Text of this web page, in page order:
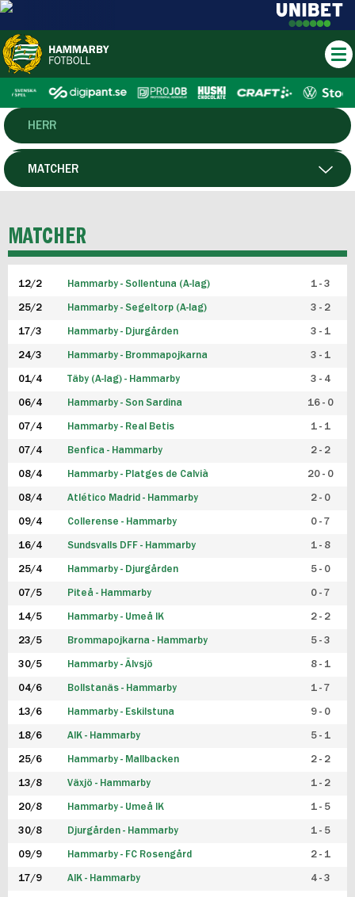
HERR
DAM
P19
F19
FUTSAL HERR
FUTSAL DAM
MATCHER
MATCHER
12/2 Hammarby - Sollentuna (A-lag) 1 - 3
25/2 Hammarby - Segeltorp (A-lag) 3 - 2
17/3 Hammarby - Djurgården 3 - 1
24/3 Hammarby - Brommapojkarna 3 - 1
01/4 Täby (A-lag) - Hammarby 3 - 4
06/4 Hammarby - Son Sardina 16 - 0
07/4 Hammarby - Real Betis 1 - 1
07/4 Benfica - Hammarby 2 - 2
08/4 Hammarby - Platges de Calvià 20 - 0
08/4 Atlético Madrid - Hammarby 2 - 0
09/4 Collerense - Hammarby 0 - 7
16/4 Sundsvalls DFF - Hammarby 1 - 8
25/4 Hammarby - Djurgården 5 - 0
07/5 Piteå - Hammarby 0 - 7
14/5 Hammarby - Umeå IK 2 - 2
23/5 Brommapojkarna - Hammarby 5 - 3
30/5 Hammarby - Älvsjö 8 - 1
04/6 Bollstanäs - Hammarby 1 - 7
13/6 Hammarby - Eskilstuna 9 - 0
18/6 AIK - Hammarby 5 - 1
25/6 Hammarby - Mallbacken 2 - 2
13/8 Växjö - Hammarby 1 - 2
20/8 Hammarby - Umeå IK 1 - 5
30/8 Djurgården - Hammarby 1 - 5
09/9 Hammarby - FC Rosengård 2 - 1
17/9 AIK - Hammarby 4 - 3